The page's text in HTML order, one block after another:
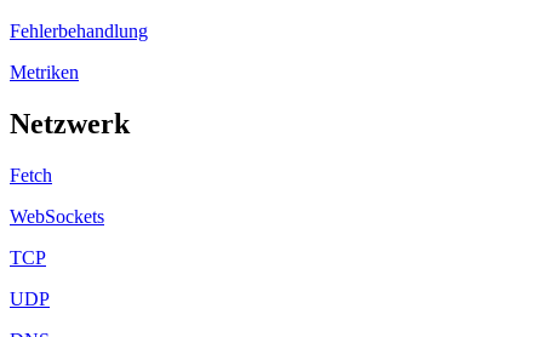
Fehlerbehandlung
Metriken
Netzwerk
Fetch
WebSockets
TCP
UDP